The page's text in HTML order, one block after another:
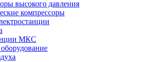
высокого давления
компрессоры
МКС